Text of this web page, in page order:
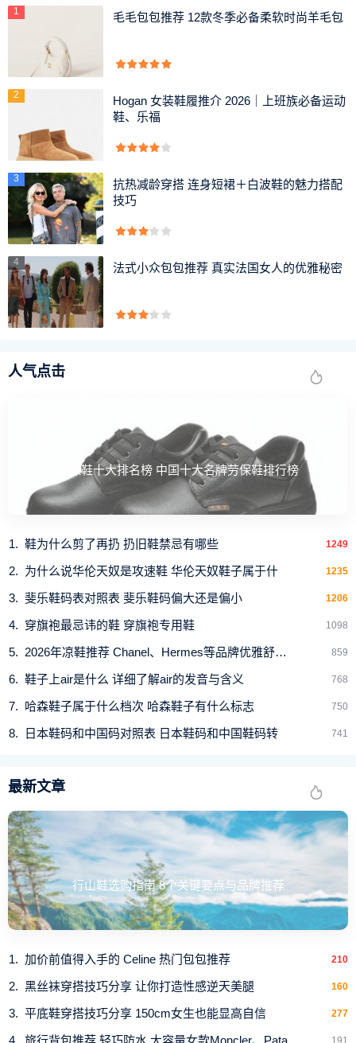
简约休闲大包
磨砂与真皮拼接而成的包包，加上超正的枚红色，一眼就
让人爱上，超大容量，休闲又百搭的款很赞!
1 毛毛包包推荐 12款冬季必备柔软时尚羊毛包
2
Hogan 女装鞋履推介 2026｜上班族必备运动
鞋、乐福
3
抗热减龄穿搭 连身短裙＋白波鞋的魅力搭配
技巧
4 法式小众包包推荐 真实法国女人的优雅秘密
人气点击
劳保鞋十大排名榜 中国十大名牌劳保鞋排行榜
鞋为什么剪了再扔 扔旧鞋禁忌有哪些 1249
为什么说华伦天奴是攻速鞋 华伦天奴鞋子属于什 1235
斐乐鞋码表对照表 斐乐鞋码偏大还是偏小 1206
穿旗袍最忌讳的鞋 穿旗袍专用鞋 1098
2026年凉鞋推荐 Chanel、Hermes等品牌优雅舒适款式解 859
鞋子上air是什么 详细了解air的发音与含义 768
哈森鞋子属于什么档次 哈森鞋子有什么标志 750
日本鞋码和中国码对照表 日本鞋码和中国鞋码转 741
最新文章
行山鞋选购指南 8个关键要点与品牌推荐
加价前值得入手的 Celine 热门包包推荐 210
黑丝袜穿搭技巧分享 让你打造性感逆天美腿 160
平底鞋穿搭技巧分享 150cm女生也能显高自信 277
旅行背包推荐 轻巧防水 大容量女款Moncler、Pata 191